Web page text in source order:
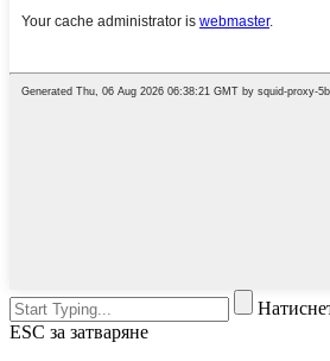
ESC за затваряне